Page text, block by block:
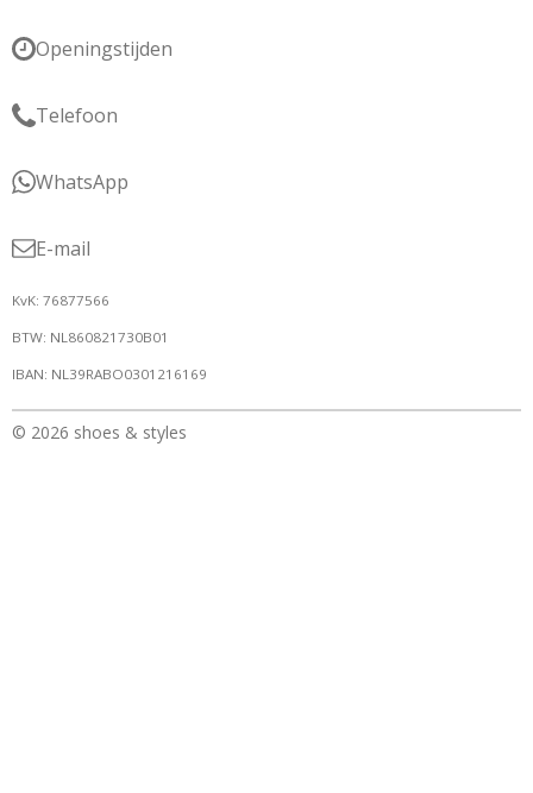
Openingstijden
Telefoon
WhatsApp
E-mail
KvK: 76877566
BTW: NL860821730B01
IBAN: NL39RABO0301216169
© 2026 shoes & styles